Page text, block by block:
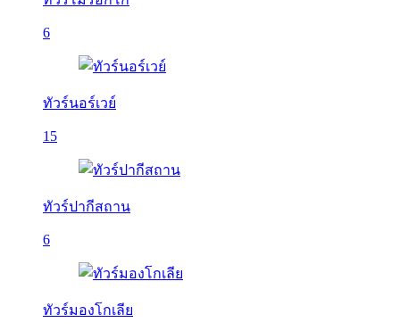
6
ทัวร์นอร์เวย์
15
ทัวร์ปากีสถาน
6
ทัวร์มองโกเลีย